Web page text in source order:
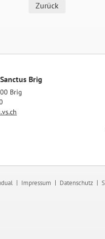
Zurück
Brig
Brig
Impressum Datenschutz